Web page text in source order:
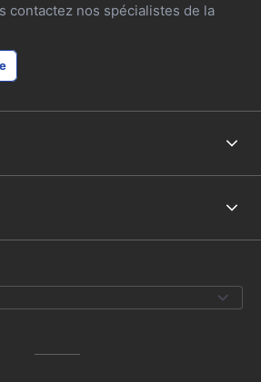
contactez nos spécialistes de la